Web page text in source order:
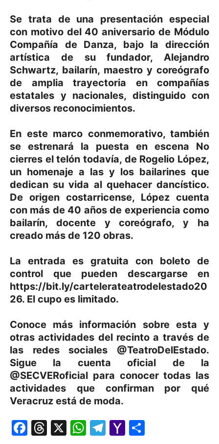
Se trata de una presentación especial
con motivo del 40 aniversario de Módulo
Compañía de Danza, bajo la dirección
artística de su fundador, Alejandro
Schwartz, bailarín, maestro y coreógrafo
de amplia trayectoria en compañías
estatales y nacionales, distinguido con
diversos reconocimientos.
En este marco conmemorativo, también
se estrenará la puesta en escena No
cierres el telón todavía, de Rogelio López,
un homenaje a las y los bailarines que
dedican su vida al quehacer dancístico.
De origen costarricense, López cuenta
con más de 40 años de experiencia como
bailarín, docente y coreógrafo, y ha
creado más de 120 obras.
La entrada es gratuita con boleto de
control que pueden descargarse en
https://bit.ly/cartelerateatrodelestado20
26. El cupo es limitado.
Conoce más información sobre esta y
otras actividades del recinto a través de
las redes sociales @TeatroDelEstado.
Sigue la cuenta oficial de la
@SECVERoficial para conocer todas las
actividades que confirman por qué
Veracruz está de moda.
Facebook
Threads
X WhatsApp
Telegram
Yahoo